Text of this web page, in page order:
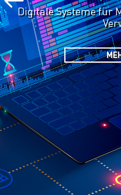
Digitale Systeme für